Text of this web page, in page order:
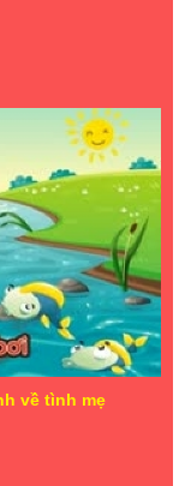
về tình mẹ